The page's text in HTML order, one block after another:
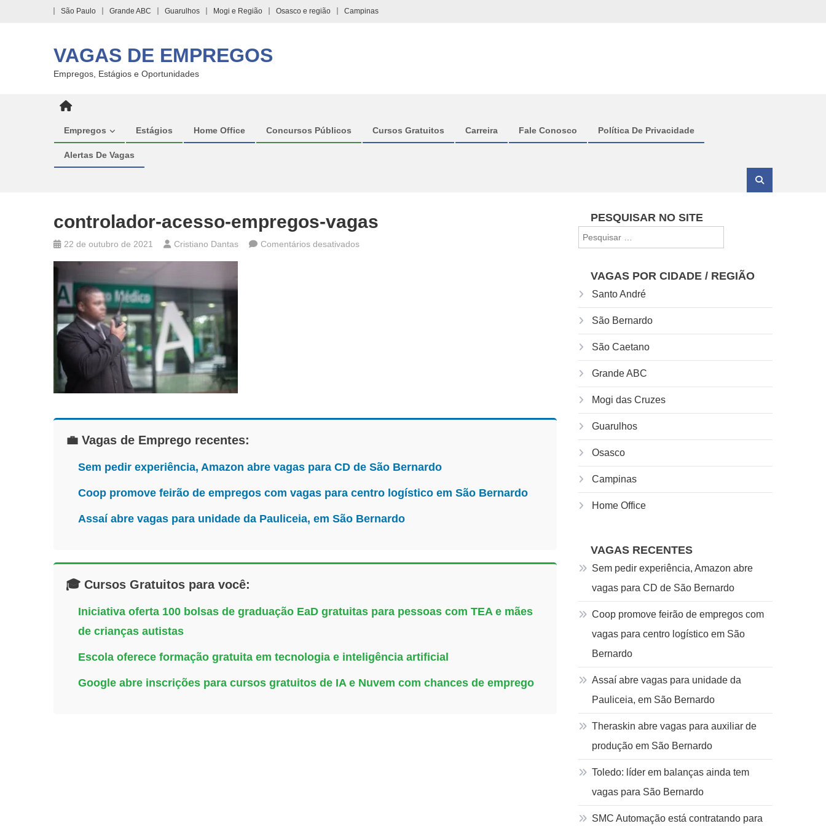
São Paulo Grande ABC Guarulhos Mogi e Região Osasco e região Campinas
VAGAS DE EMPREGOS
Empregos, Estágios e Oportunidades
Empregos Estágios Home Office Concursos Públicos Cursos Gratuitos Carreira Fale Conosco Política De Privacidade
Alertas De Vagas
controlador-acesso-empregos-vagas
22 de outubro de 2021 Cristiano Dantas Comentários desativados
💼 Vagas de Emprego recentes:
Sem pedir experiência, Amazon abre vagas para CD de São Bernardo
Coop promove feirão de empregos com vagas para centro logístico em São Bernardo
Assaí abre vagas para unidade da Pauliceia, em São Bernardo
🎓 Cursos Gratuitos para você:
Iniciativa oferta 100 bolsas de graduação EaD gratuitas para pessoas com TEA e mães
de crianças autistas
Escola oferece formação gratuita em tecnologia e inteligência artificial
Google abre inscrições para cursos gratuitos de IA e Nuvem com chances de emprego
PESQUISAR NO SITE
por:
VAGAS POR CIDADE / REGIÃO
Santo André
São Bernardo
São Caetano
Grande ABC
Mogi das Cruzes
Guarulhos
Osasco
Campinas
Home Office
VAGAS RECENTES
Sem pedir experiência, Amazon abre
vagas para CD de São Bernardo
Coop promove feirão de empregos com
vagas para centro logístico em São
Bernardo
Assaí abre vagas para unidade da
Pauliceia, em São Bernardo
Theraskin abre vagas para auxiliar de
produção em São Bernardo
Toledo: líder em balanças ainda tem
vagas para São Bernardo
SMC Automação está contratando para